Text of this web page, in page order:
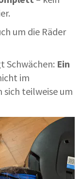
um die Räder
Schwächen: Ein
im
teilweise um